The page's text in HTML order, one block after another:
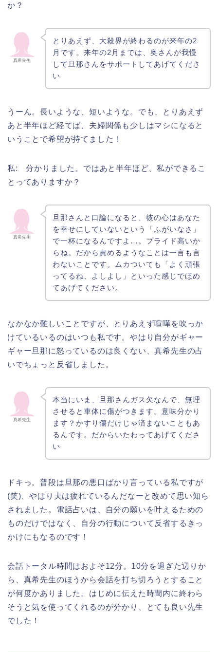
か？
真希先生
とりあえず、大殺界が終わるのが来年の2
月です。来年の2月までは、奥さんが我慢
して旦那さんをサポートしてあげてくださ
い
うーん。長いような、短いような。でも、とりあえず
あと半年ほど経てば、夫婦関係も少しはマシになると
いうことで希望が持てました！
私: 分かりました。ではあと半年ほど、私ができるこ
とってありますか？
真希先生
旦那さんと口論になると、彼の心はあなた
を幸せにしていないという「ふがいなさ」
で一杯になるんですよ…。プライド高いか
らね。だから責めるようなことは一言も言
わないことです。ムカついても「よく頑張
ってるね、よしよし」といった感じでほめ
てあげてください。
なかなか難しいことですが、とりあえず喧嘩を吹っか
けているいるのはいつも私です。やはり自分がギャー
ギャー旦那に怒っているのは良くない、真希先生の占
いでちょっと反省しました。
真希先生
本当にいま、旦那さんガス欠なんで、無理
させると車体に傷がつきます。意味分かり
ます？かすり傷だけじゃ済まないこともあ
るんです。だからいたわってあげてくださ
い
ドキっ。普段は旦那の悪口ばかり言っている私ですが
(笑)、やはり夫は疲れているんだなーと改めて思い知ら
されました。電話占いは、自分の願いを叶えるための
ものだけではなく、自分の行動について反省するきっ
かけにもなるのです！
会話トータル時間はおよそ12分。10分を過ぎた辺りか
ら、真希先生のほうから会話を打ち切ろうとすること
が何度かありました。はじめに伝えた時間内に終わら
そうと気を使ってくれるのが分かり、とても良い先生
でした！